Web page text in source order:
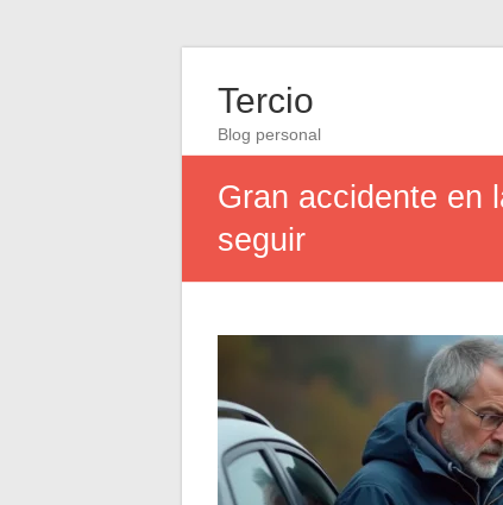
Tercio
Blog personal
Gran accidente en
seguir